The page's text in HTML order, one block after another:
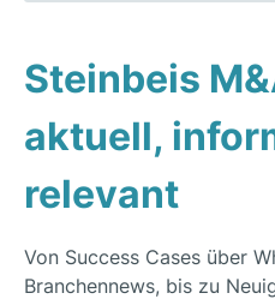
Steinbeis
aktuell,
relevant
Von Success Cases über
Branchennews, bis zu